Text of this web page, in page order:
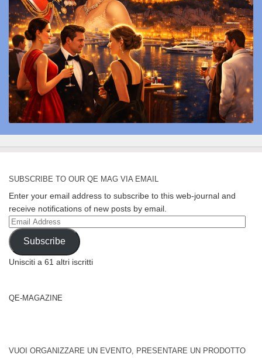
SUBSCRIBE TO OUR QE MAG VIA EMAIL
Enter your email address to subscribe to this web-journal and
receive notifications of new posts by email.
Email
Address
Subscribe
Unisciti a 61 altri iscritti
QE-MAGAZINE
VUOI ORGANIZZARE UN EVENTO, PRESENTARE UN PRODOTTO